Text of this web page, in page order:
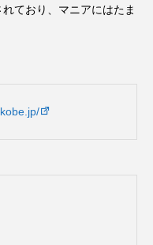
ており、マニアにはたま